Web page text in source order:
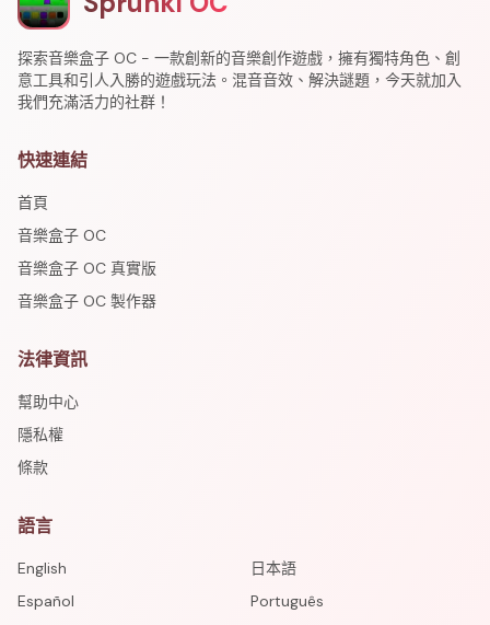
探索音樂盒子 OC - 一款創新的音樂創作遊戲，擁有獨特角色、創
意工具和引人入勝的遊戲玩法。混音音效、解決謎題，今天就加入
我們充滿活力的社群！
快速連結
首頁
音樂盒子 OC
音樂盒子 OC 真實版
音樂盒子 OC 製作器
法律資訊
幫助中心
隱私權
條款
語言
English
日本語
Español
Português